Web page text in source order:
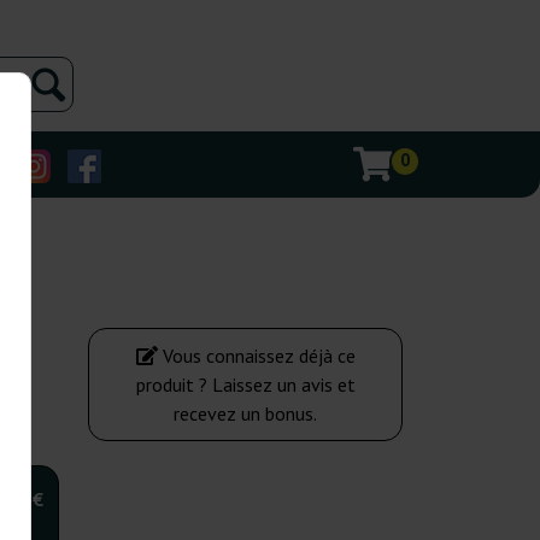
0
€
Vous connaissez déjà ce
produit ? Laissez un avis et
recevez un bonus.